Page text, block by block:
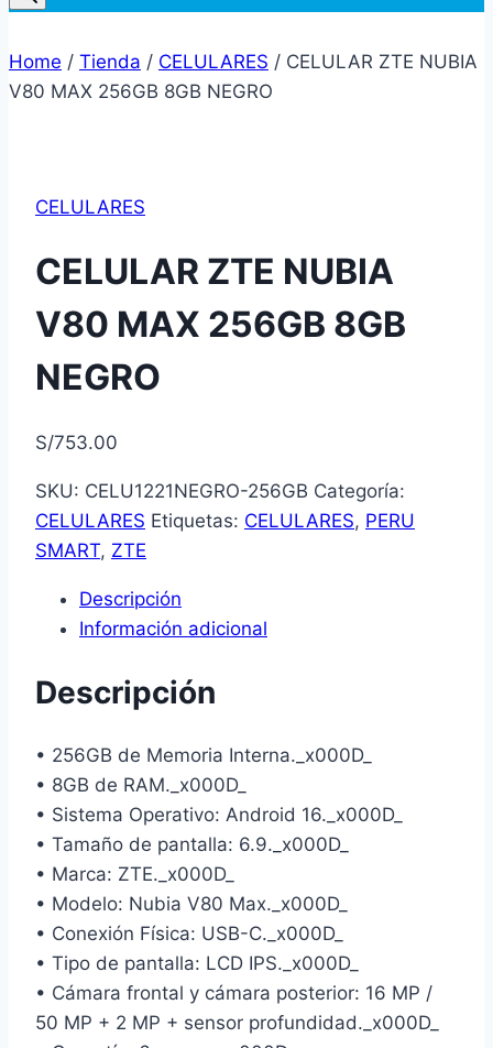
Home / Tienda / CELULARES / CELULAR ZTE NUBIA
V80 MAX 256GB 8GB NEGRO
CELULARES
CELULAR ZTE NUBIA
V80 MAX 256GB 8GB
NEGRO
S/753.00
SKU: CELU1221NEGRO-256GB Categoría:
CELULARES Etiquetas: CELULARES, PERU
SMART, ZTE
Descripción
Información adicional
Descripción
• 256GB de Memoria Interna._x000D_
• 8GB de RAM._x000D_
• Sistema Operativo: Android 16._x000D_
• Tamaño de pantalla: 6.9._x000D_
• Marca: ZTE._x000D_
• Modelo: Nubia V80 Max._x000D_
• Conexión Física: USB-C._x000D_
• Tipo de pantalla: LCD IPS._x000D_
• Cámara frontal y cámara posterior: 16 MP /
50 MP + 2 MP + sensor profundidad._x000D_